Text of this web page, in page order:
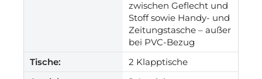
zwischen Geflecht und
Stoff sowie Handy- und
Zeitungstasche – außer
bei PVC-Bezug
Tische:
2 Klapptische